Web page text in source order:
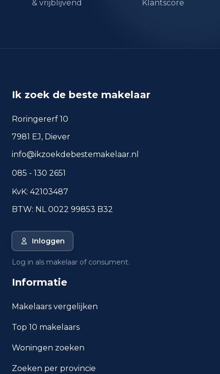
Amstelveen.
Veelgestelde vragen over
wonen in Amstelveen
Korte antwoorden op basis van actuele
plaatscijfers, handig voor een snelle
vergelijking van de woonomgeving.
Hoeveel inwoners heeft
Wat is de gemiddelde WOZ-
waarde in Amstelveen?
Wat is het gemiddelde
Amstelveen?
Hoe veilig is wonen in
Welke woningtypen komen
& vrijblijvend Klantscore
Ik zoek de beste makelaar
Roringererf 10
7981 EJ, Diever
info@ikzoekdebestemakelaar.nl
085 - 130 2651
KvK: 42103487
BTW: NL 0022 99853 B32
Inloggen
Log in als makelaar of consument.
Informatie
Makelaars vergelijken
Top 10 makelaars
Woningen zoeken
Zoeken per provincie